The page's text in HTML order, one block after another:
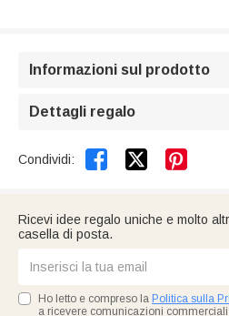
Informazioni sul prodotto
Dettagli regalo
Condividi:  
Ricevi idee regalo uniche e molto
casella di posta.
Ho letto e compreso la Politica sulla
a ricevere comunicazioni